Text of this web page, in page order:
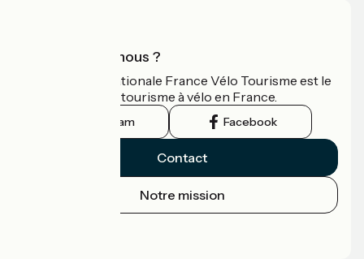
Qui sommes-nous ?
L'association nationale France Vélo Tourisme est le
guide officiel du tourisme à vélo en France.
Instagram Facebook
Contact
Notre mission